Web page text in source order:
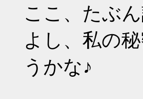
ここ、たぶ
よし、私の
うかな♪